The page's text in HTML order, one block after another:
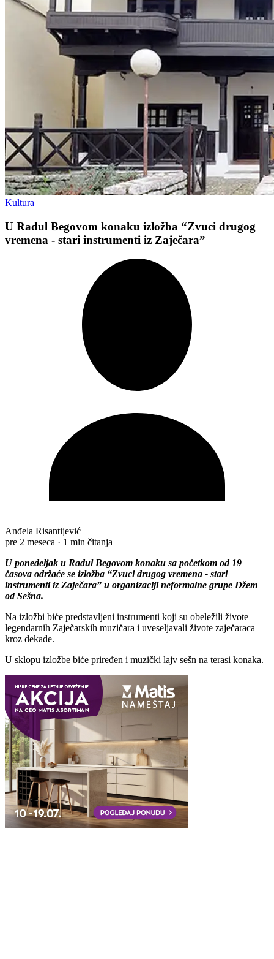
Kultura
U Radul Begovom konaku izložba “Zvuci drugog
vremena - stari instrumenti iz Zaječara”
Anđela Risantijević
pre 2 meseca · 1 min čitanja
U ponedeljak u Radul Begovom konaku sa početkom od 19
časova održaće se izložba “Zvuci drugog vremena - stari
instrumenti iz Zaječara” u organizaciji neformalne grupe Džem
od Sešna.
Na izložbi biće predstavljeni instrumenti koji su obeležili živote
legendarnih Zaječarskih muzičara i uveseljavali živote zaječaraca
kroz dekade.
U sklopu izložbe biće priređen i muzički lajv sešn na terasi konaka.